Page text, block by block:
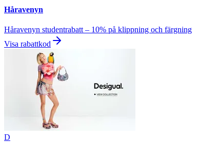
Håravenyn
Håravenyn studentrabatt – 10% på klippning och färgning
Visa rabattkod
D